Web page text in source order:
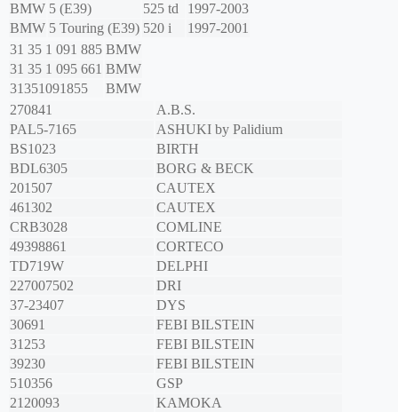
BMW 5 (E39) 525 td
1997-2003
BMW 5 Touring (E39) 520 i
1997-2001
31 35 1 091 885 BMW
31 35 1 095 661 BMW
31351091855
BMW
270841
A.B.S.
PAL5-7165
ASHUKI by Palidium
BS1023
BIRTH
BDL6305
BORG & BECK
201507
CAUTEX
461302
CAUTEX
CRB3028
COMLINE
49398861
CORTECO
TD719W
DELPHI
227007502
DRI
37-23407
DYS
30691
FEBI BILSTEIN
31253
FEBI BILSTEIN
39230
FEBI BILSTEIN
510356
GSP
2120093
KAMOKA